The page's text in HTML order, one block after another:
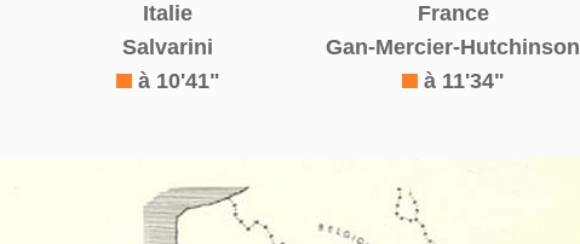
Italie
France
Salvarini
Gan-Mercier-Hutchinson
à 10'41"
à 11'34"